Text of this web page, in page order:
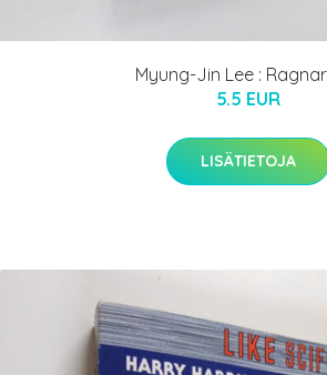
Myung-Jin Lee :
5.5 EUR
LISÄTIETOJA